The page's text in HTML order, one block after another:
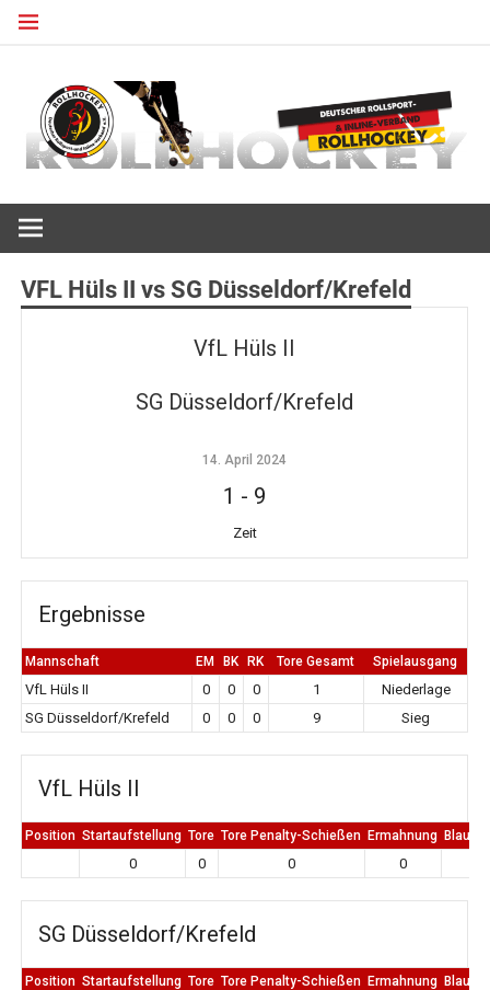
Zum
VFL Hüls II vs SG Düsseldorf/Krefeld
VfL Hüls II
SG Düsseldorf/Krefeld
14. April 2024
1 - 9
Zeit
Ergebnisse
Mannschaft EM BK RK Tore Gesamt Spielausgang
VfL Hüls II 0 0 0 1
Niederlage
SG Düsseldorf/Krefeld
0 0 0 9 Sieg
VfL Hüls II
Position Startaufstellung Tore Tore Penalty-Schießen Ermahnung Blaue
0 0 0 0
SG Düsseldorf/Krefeld
Position Startaufstellung Tore Tore Penalty-Schießen Ermahnung Blaue